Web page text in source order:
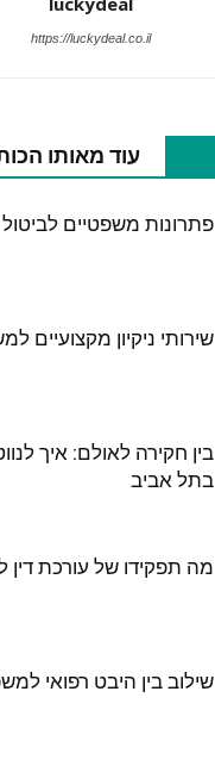
https://luckydeal.co.il
עוד מאותו
פתרונות משפטיים לביטול
שירותי ניקיון מקצועיים
בין חקירה לאולם: איך
בתל אביב
מה תפקידו של עורכת דין
שילוב בין היבט רפואי